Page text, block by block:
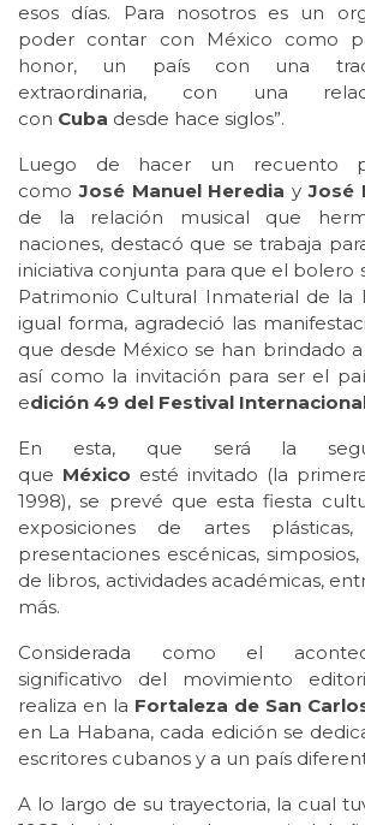
esos días. Para nosotros es un
poder contar con México como
honor, un país con una
extraordinaria, con una
con Cuba desde hace siglos”.
Luego de hacer un recuento
como José Manuel Heredia yJosé
de la relación musical que
naciones, destacó que se trabaja
iniciativa conjunta para que el bolero
Patrimonio Cultural Inmaterial de la
igual forma, agradeció las
que desde México se han brindado
así como la invitación para ser el
edición 49 del Festival
En esta, que será la
que México esté invitado (la
1998), se prevé que esta fiesta
exposiciones de artes
presentaciones escénicas,
de libros, actividades académicas,
más.
Considerada como el
significativo del movimiento
realiza en la Fortaleza de San
en La Habana, cada edición se
escritores cubanos y a un país
A lo largo de su trayectoria, la cual